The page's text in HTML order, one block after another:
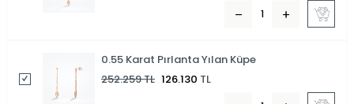
0.55 Karat Pırlanta Yılan Küpe
252.259TL 126.130 TL